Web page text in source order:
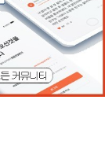
│숙소
케팅
이션
원│성형